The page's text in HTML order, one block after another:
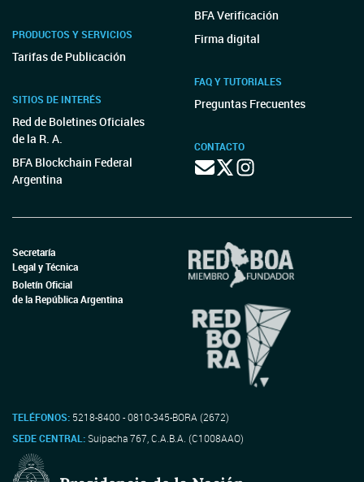
PRODUCTOS Y SERVICIOS
Tarifas de Publicación
SITIOS DE INTERÉS
Red de Boletines Oficiales
de la R. A.
BFA Blockchain Federal
Argentina
BFA Verificación
Firma digital
FAQ Y TUTORIALES
Preguntas Frecuentes
CONTACTO
Secretaría
Legal y Técnica
Boletín Oficial
de la República Argentina
TELÉFONOS: 5218-8400 - 0810-345-BORA (2672)
SEDE CENTRAL:Suipacha 767, C.A.B.A. (C1008AAO)